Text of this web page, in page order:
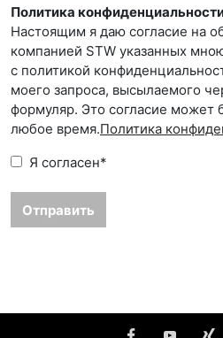
Политика
Настоящим я даю согласие на
компанией STW указанных
с политикой
моего запроса, высылаемого
формуляр. Это согласие может
любое время.Политика
Я согласен*
Отправить